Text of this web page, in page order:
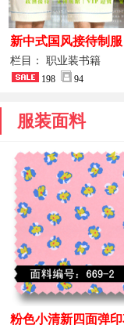
新中式国风接待制
刺绣打造高端厅堂东
栏目： 职业装书籍
198 94
服装面料
粉色小清新四面弹